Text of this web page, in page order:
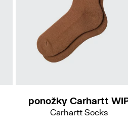
ponožky Carhartt
Carhartt Socks